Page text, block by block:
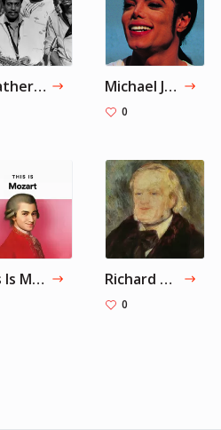
Weather Report Michael Jackson
0
This Is Mozart Richard Wagner
0